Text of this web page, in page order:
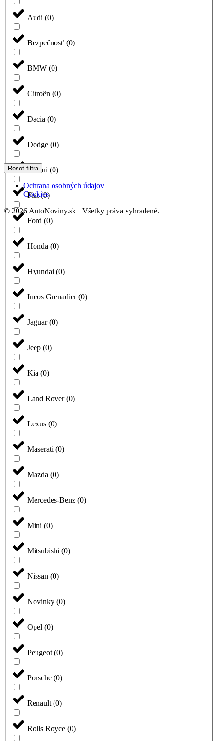
Audi (0)
Bezpečnosť (0)
BMW (0)
Citroën (0)
Dacia (0)
Dodge (0)
Ferrari (0)
Fiat(0)
Ford (0)
Honda (0)
Hyundai (0)
Ineos Grenadier(0)
Jaguar(0)
Jeep (0)
Kia (0)
Land Rover(0)
Lexus (0)
Maserati (0)
Mazda (0)
Mercedes-Benz (0)
Mini (0)
Mitsubishi (0)
Nissan (0)
Novinky (0)
Opel (0)
Peugeot (0)
Porsche (0)
Renault (0)
Rolls Royce (0)
Reset filtra
Ochrana osobných údajov
Cookies
© 2026 AutoNoviny.sk - Všetky práva vyhradené.